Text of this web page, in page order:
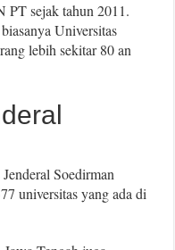
sejak tahun 2011.
Universitas
lebih sekitar 80 an
Soedirman
universitas yang ada di